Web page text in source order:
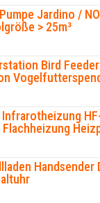
Jardino /
> 25m³
Bird
Handsender